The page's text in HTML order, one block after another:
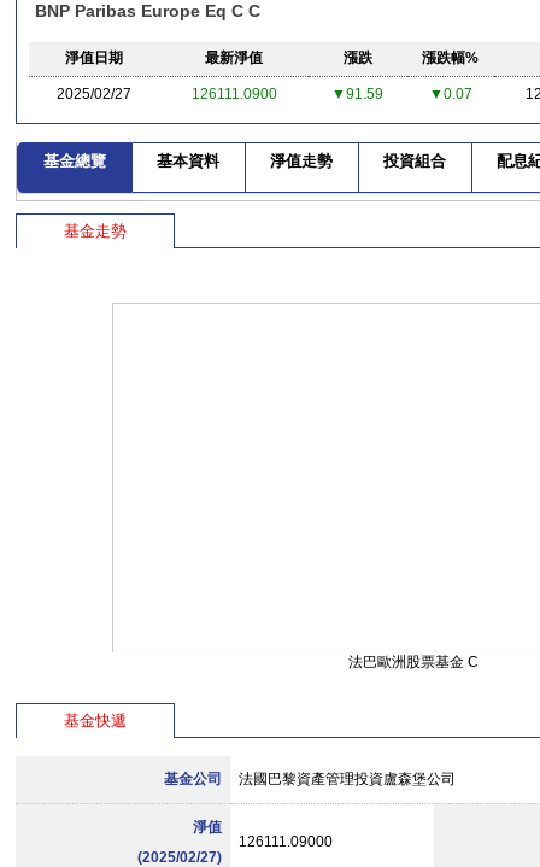
BNP Paribas Europe Eq C C
淨值日期 最新淨值 漲跌 漲跌幅%
2025/02/27 126111.0900 ▼91.59 ▼0.07
基金總覽 基本資料 淨值走勢 投資組合 配息
基金走勢
法巴歐洲股票基金 C
基金快遞
基金公司 法國巴黎資產管理投資盧森堡公司
淨值
(2025/02/27)
126111.09000